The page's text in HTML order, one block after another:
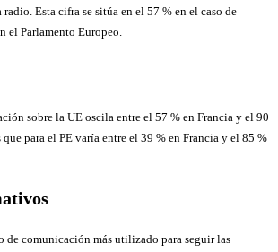
Esta cifra se sitúa en el 57 % en el caso de
el Parlamento Europeo.
sobre la UE oscila entre el 57 % en Francia y el 90
para el PE varía entre el 39 % en Francia y el 85 %
de comunicación más utilizado para seguir las